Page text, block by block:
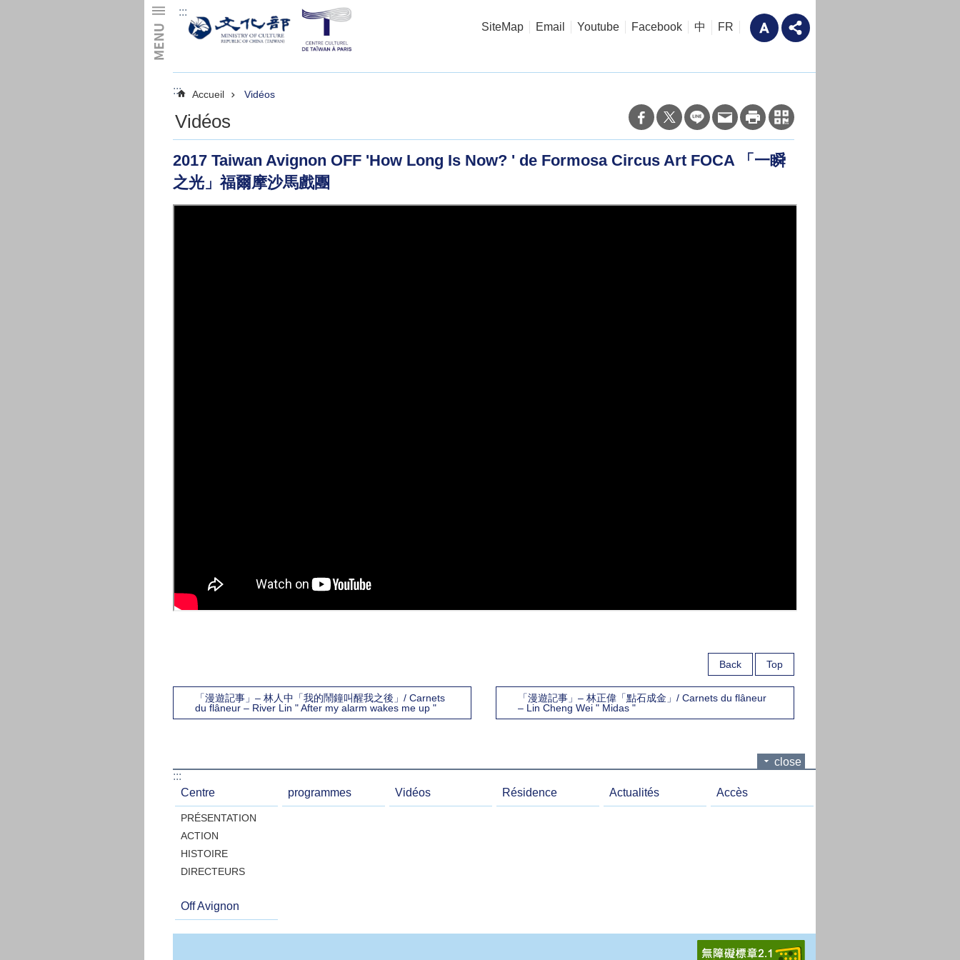
:::
SiteMap
Email Youtube Facebook 中 FR
::: Accueil Vidéos
Vidéos
2017 Taiwan Avignon OFF 'How Long Is Now? ' de Formosa Circus Art FOCA 「一瞬
之光」福爾摩沙馬戲團
Back Top
「漫遊記事」– 林人中「我的鬧鐘叫醒我之後」/ Carnets
du flâneur – River Lin " After my alarm wakes me up "
「漫遊記事」– 林正偉「點石成金」/ Carnets du flâneur
– Lin Cheng Wei " Midas "
close
:::
Centre
PRÉSENTATION
ACTION
HISTOIRE
DIRECTEURS
programmes Vidéos Résidence Actualités Accès
Off Avignon